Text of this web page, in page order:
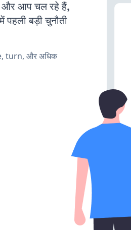
और आप चल रहे हैं,
बड़ी चुनौती
turn, और अधिक